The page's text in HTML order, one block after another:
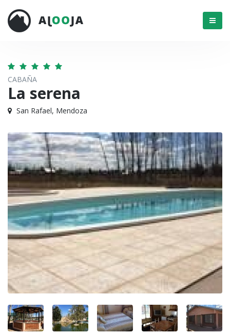
Menú
CABAÑA
La serena
San Rafael, Mendoza